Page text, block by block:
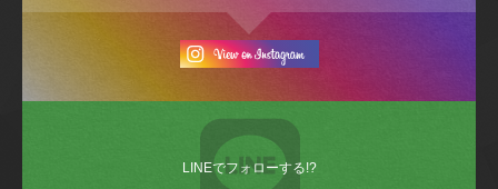
LINEでフォローする!?